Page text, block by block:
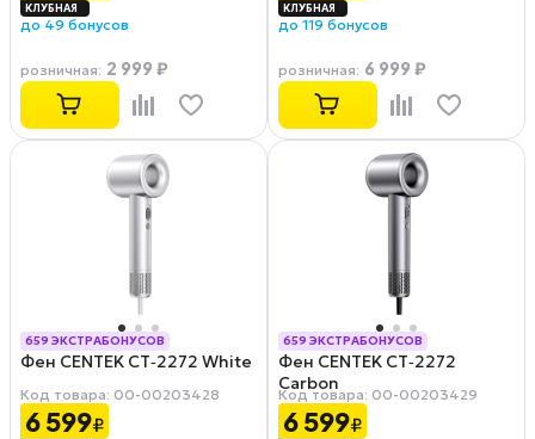
до 49 бонусов
розничная: 2 999 ₽
до 119 бонусов
розничная: 6 999 ₽
659 ЭКСТРАБОНУСОВ
РАССРОЧКА 0-0-12
Фен CENTEK CT‑2272 White
Код товара: 00-00203428
6 599₽
659 ЭКСТРАБОНУСОВ
РАССРОЧКА 0-0-12
Фен CENTEK CT‑2272
Carbon
Код товара: 00-00203429
6 599₽